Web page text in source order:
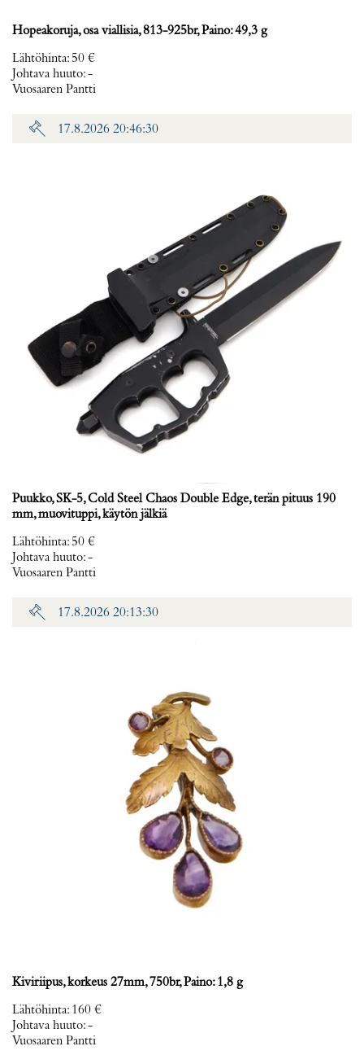
Hopeakoruja, osa viallisia, 813-925br, Paino: 49,3 g
Lähtöhinta: 50 €
Johtava huuto:-
Vuosaaren Pantti
17.8.2026 20:46:30
Puukko, SK-5, Cold Steel Chaos Double Edge, terän pituus 190
mm, muovituppi, käytön jälkiä
Lähtöhinta: 50 €
Johtava huuto:-
Vuosaaren Pantti
17.8.2026 20:13:30
Kiviriipus, korkeus 27mm, 750br, Paino: 1,8 g
Lähtöhinta: 160 €
Johtava huuto:-
Vuosaaren Pantti